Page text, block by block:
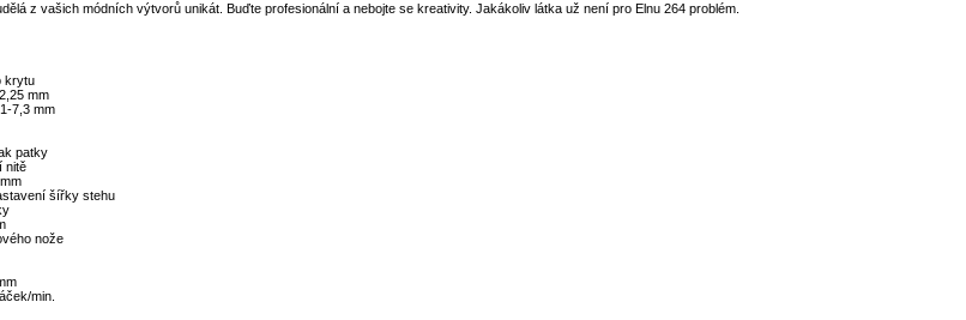
z vašich módních výtvorů unikát. Buďte profesionální a nebojte se kreativity. Jakákoliv látka už není pro Elnu 264 problém.
krytu
mm
7,3 mm
patky
nitě
šířky stehu
nože
min.